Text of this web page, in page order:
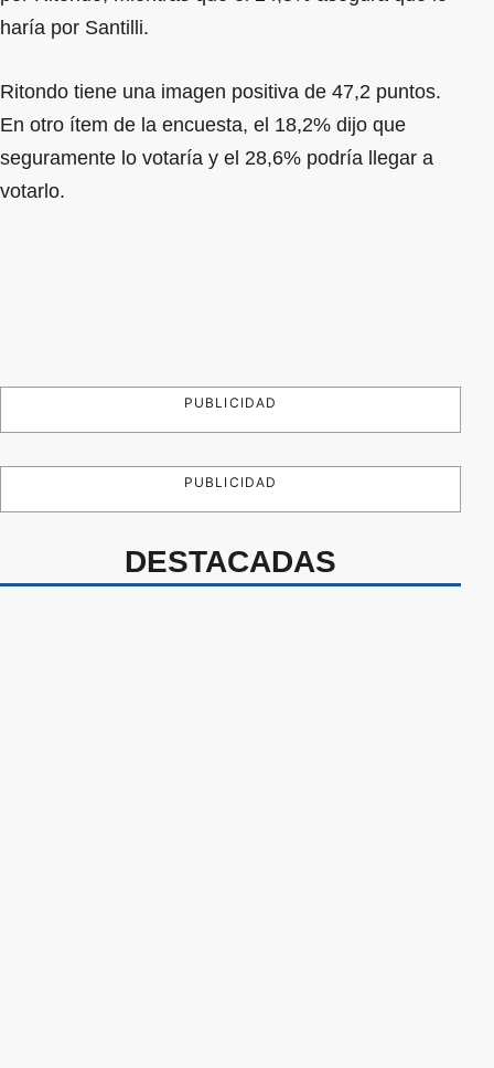
haría por Santilli.
Ritondo tiene una imagen positiva de 47,2 puntos.
En otro ítem de la encuesta, el 18,2% dijo que
seguramente lo votaría y el 28,6% podría llegar a
votarlo.
PUBLICIDAD
PUBLICIDAD
DESTACADAS